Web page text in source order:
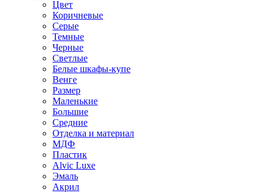
Цвет
Коричневые
Серые
Темные
Черные
Светлые
Белые шкафы-купе
Венге
Размер
Маленькие
Большие
Средние
Отделка и материал
МДФ
Пластик
Alvic Luxe
Эмаль
Акрил